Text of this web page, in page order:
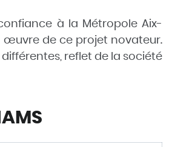
à la Métropole Aix-
œuvre de ce projet novateur.
reflet de la société